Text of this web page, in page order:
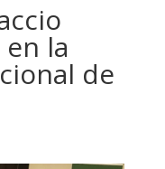
la
de